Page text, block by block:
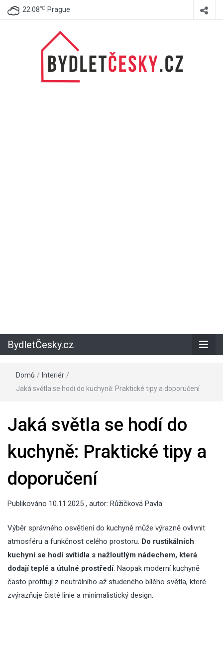
22.08℃ Prague
BydletČesky.cz
Domů / Interiér /
Jaká světla se hodí do kuchyně: Praktické tipy a doporučení
Jaká světla se hodí do
kuchyně: Praktické tipy a
doporučení
Publikováno 10.11.2025 , autor: Růžičková Pavla
Výběr správného osvětlení do kuchyně může výrazně ovlivnit
atmosféru a funkčnost celého prostoru. Do rustikálních
kuchyní se hodí svítidla s nažloutlým nádechem, která
dodají teplé a útulné prostředí. Naopak moderní kuchyně
často profitují z neutrálního až studeného bílého světla, které
zvýrazňuje čisté linie a minimalistický design.